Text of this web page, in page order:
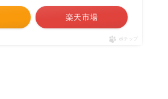
楽天市場
ポチップ